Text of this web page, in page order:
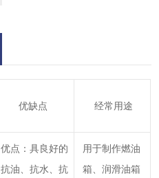
优缺点 经常用途
优点：具良好的
抗油、抗水、抗
用于制作燃油
箱、润滑油箱